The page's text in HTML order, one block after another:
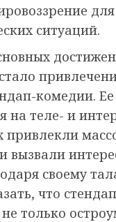
ситуаций.
комедии.
на теле- и
привлекли
вызвали
своему
что
только